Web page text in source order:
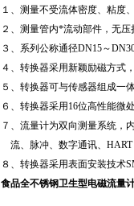
１、测量不受流体密度、粘度
２、测量管内*流动部件，无
３、系列公称通径DN15～
４、转换器采用新颖励磁方式
５、转换器可与传感器组成一
６、转换器采用16位高性能微
７、流量计为双向测量系统，
流、脉冲、数字通讯、HART
８、转换器采用表面安装技术
食品全不锈钢卫生型电磁流量